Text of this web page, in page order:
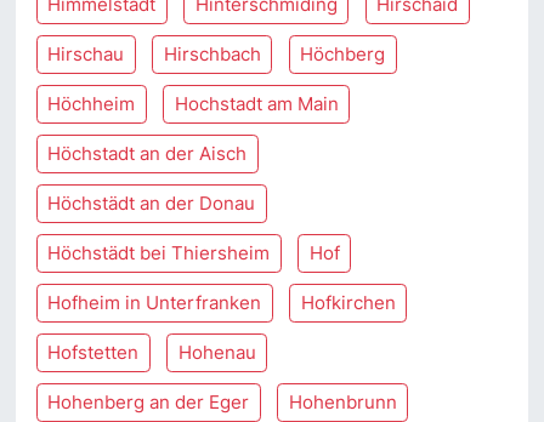
Himmelstadt Hinterschmiding Hirschaid
Hirschau Hirschbach Höchberg
Höchheim Hochstadt am Main
Höchstadt an der Aisch
Höchstädt an der Donau
Höchstädt bei Thiersheim Hof
Hofheim in Unterfranken Hofkirchen
Hofstetten Hohenau
Hohenberg an der Eger Hohenbrunn